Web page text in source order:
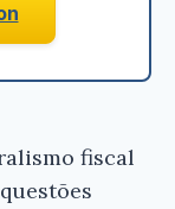
fiscal